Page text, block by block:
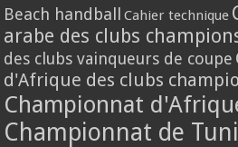
Beach handball Cahier technique
arabe des clubs
des clubs vainqueurs de coupe
d'Afrique des clubs
Championnat
Championnat de